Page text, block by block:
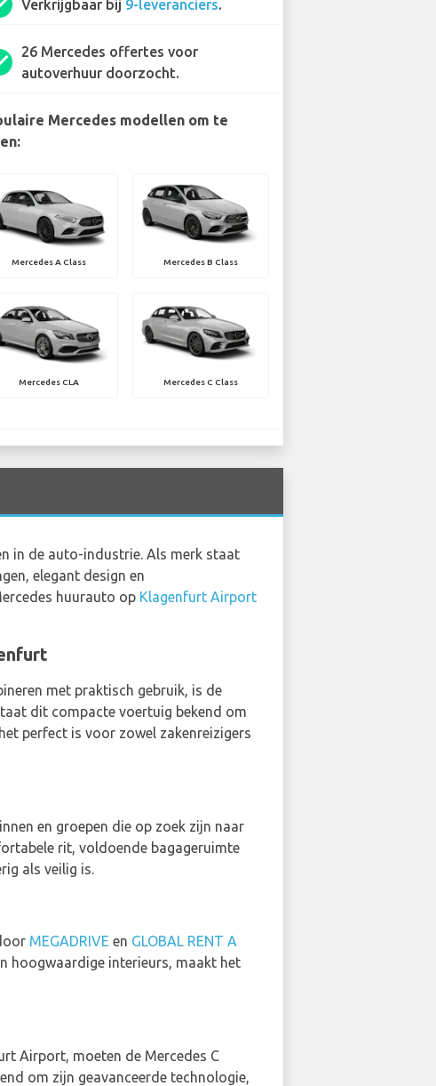
Verkrijgbaar bij 9-leveranciers.
26 Mercedes offertes voor
autoverhuur doorzocht.
Mercedes modellen om te
Mercedes A Class Mercedes B Class
Mercedes CLA Mercedes C Class
in de auto-industrie. Als merk staat
elegant design en
huurauto op Klagenfurt Airport
met praktisch gebruik, is de
dit compacte voertuig bekend om
perfect is voor zowel zakenreizigers
en groepen die op zoek zijn naar
rit, voldoende bagageruimte
als veilig is.
MEGADRIVE en GLOBAL RENT A
hoogwaardige interieurs, maakt het
Airport, moeten de Mercedes C
om zijn geavanceerde technologie,